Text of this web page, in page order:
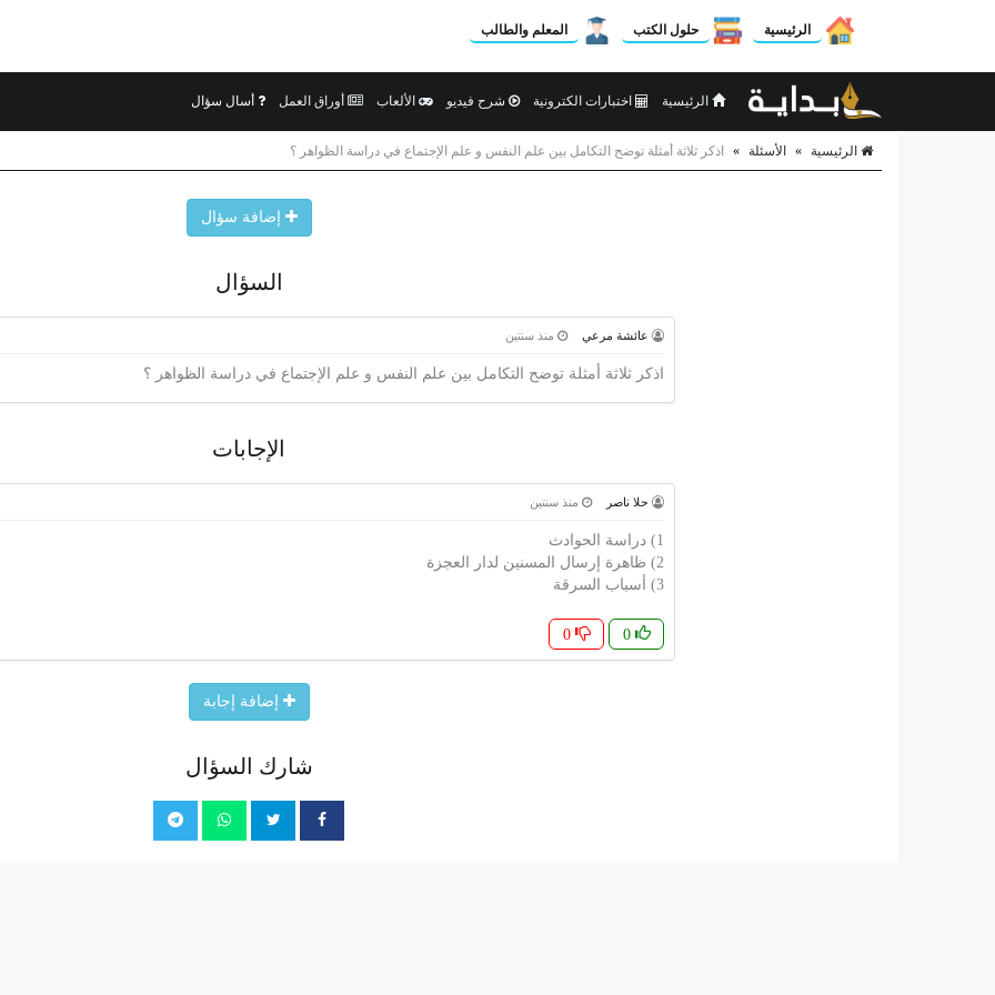
الرئيسية حلول الكتب المعلم والطالب
الرئيسية اختبارات الكترونية شرح فيديو الألعاب أوراق العمل أسال سؤال
الرئيسية » الأسئلة » اذكر ثلاثة أمثلة توضح التكامل بين علم النفس و علم الإجتماع في دراسة الظواهر ؟
إضافة سؤال
السؤال
عائشة مرعي منذ سنتين
اذكر ثلاثة أمثلة توضح التكامل بين علم النفس و علم الإجتماع في دراسة الظواهر ؟
الإجابات
حلا ناصر منذ سنتين
1) دراسة الحوادث
2) ظاهرة إرسال المسنين لدار العجزة
3) أسباب السرقة
0
0
إضافة إجابة
شارك السؤال